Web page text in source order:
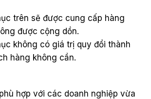
trên sẽ được cung cấp hàng
được cộng dồn.
không có giá trị quy đổi thành
hàng không cần.
hợp với các doanh nghiệp vừa